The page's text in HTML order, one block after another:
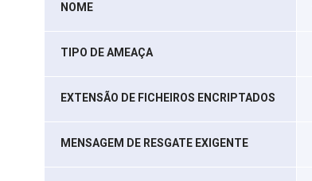
NOME
TIPO DE AMEAÇA
EXTENSÃO DE FICHEIROS ENCRIPTADOS
MENSAGEM DE RESGATE EXIGENTE